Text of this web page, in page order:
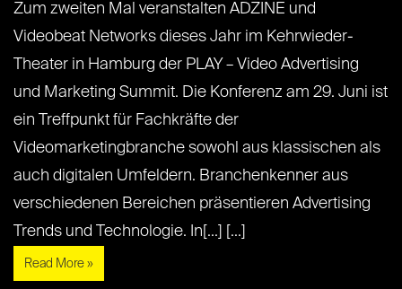
Zum zweiten Mal veranstalten ADZINE und
Videobeat Networks dieses Jahr im Kehrwieder-
Theater in Hamburg der PLAY – Video Advertising
und Marketing Summit. Die Konferenz am 29. Juni ist
ein Treffpunkt für Fachkräfte der
Videomarketingbranche sowohl aus klassischen als
auch digitalen Umfeldern. Branchenkenner aus
verschiedenen Bereichen präsentieren Advertising
Trends und Technologie. In[...] [...]
Read More »